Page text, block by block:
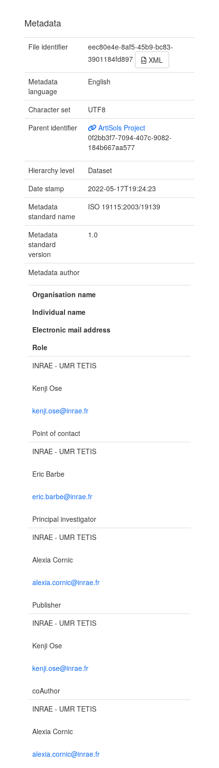
Metadata
File identifier
eec80e4e-8af5-45b9-bc83-
3901184fd897
XML
Metadata
language
English
Character set
UTF8
Parent identifier
ArtiSols Project
0f2bb3f7-7094-407c-9082-
184b667aa577
Hierarchy level
Dataset
Date stamp
2022-05-17T19:24:23
Metadata
standard name
ISO 19115:2003/19139
Metadata
standard
version
1.0
Metadata author
Organisation name
Individual name
Electronic mail address
Role
INRAE - UMR TETIS
Kenji Ose
kenji.ose@inrae.fr
Point of contact
INRAE - UMR TETIS
Eric Barbe
eric.barbe@inrae.fr
Principal investigator
INRAE - UMR TETIS
Alexia Cornic
alexia.cornic@inrae.fr
Publisher
INRAE - UMR TETIS
Kenji Ose
kenji.ose@inrae.fr
coAuthor
INRAE - UMR TETIS
Alexia Cornic
alexia.cornic@inrae.fr